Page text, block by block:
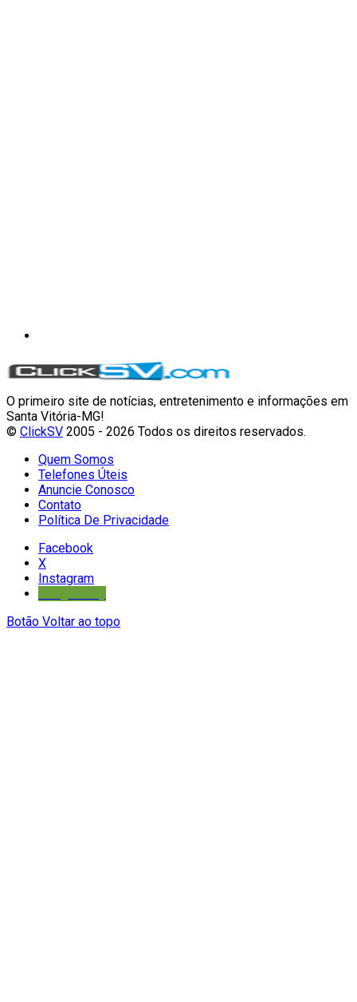
O primeiro site de notícias, entretenimento e informações em
Santa Vitória-MG!
© ClickSV 2005 - 2026 Todos os direitos reservados.
Quem Somos
Telefones Úteis
Anuncie Conosco
Contato
Política De Privacidade
Facebook
X
Instagram
Botão Voltar ao topo